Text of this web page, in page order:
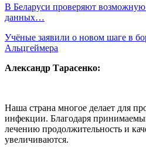
В Беларуси проверяют
данных…
Учёные заявили о новом шаге в
Альцгеймера
Александр Тарасенко:
Наша страна многое делает для
инфекции. Благодаря
лечению продолжительность и
увеличиваются.